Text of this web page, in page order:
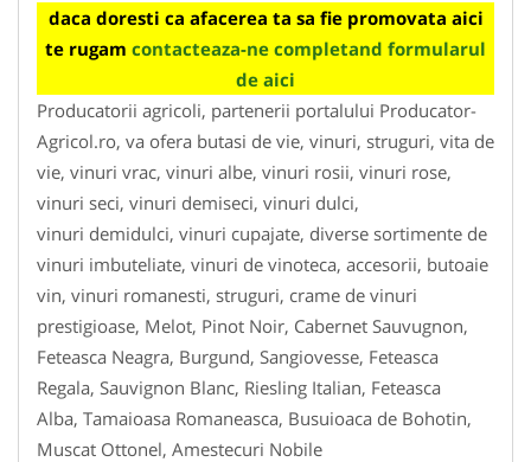
daca doresti ca afacerea ta sa fie promovata aici
te rugam contacteaza-ne completand formularul
de aici
Producatorii agricoli, partenerii portalului Producator-
Agricol.ro, va ofera butasi de vie, vinuri, struguri, vita de
vie, vinuri vrac, vinuri albe, vinuri rosii, vinuri rose,
vinuri seci, vinuri demiseci, vinuri dulci,
vinuri demidulci, vinuri cupajate, diverse sortimente de
vinuri imbuteliate, vinuri de vinoteca, accesorii, butoaie
vin, vinuri romanesti, struguri, crame de vinuri
prestigioase, Melot, Pinot Noir, Cabernet Sauvugnon,
Feteasca Neagra, Burgund, Sangiovesse, Feteasca
Regala, Sauvignon Blanc, Riesling Italian, Feteasca
Alba, Tamaioasa Romaneasca, Busuioaca de Bohotin,
Muscat Ottonel, Amestecuri Nobile